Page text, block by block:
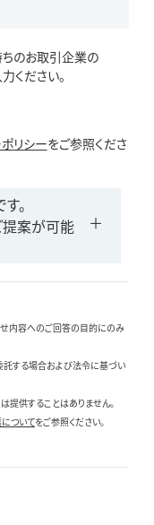
のお取引企業の
ください。
リシーをご参照くださ
。
提案が可能
内容へのご回答の目的にのみ
する場合および法令に基づい
提供することはありません。
ついてをご参照ください。